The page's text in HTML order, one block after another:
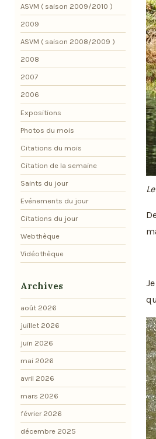
ASVM ( saison 2009/2010 )
2009
ASVM ( saison 2008/2009 )
2008
2007
2006
Expositions
Photos du mois
Citations du mois
Citation de la semaine
Saints du jour
Evénements du jour
Citations du jour
Webthèque
Vidéothèque
Archives
août 2026
juillet 2026
juin 2026
mai 2026
avril 2026
mars 2026
février 2026
décembre 2025